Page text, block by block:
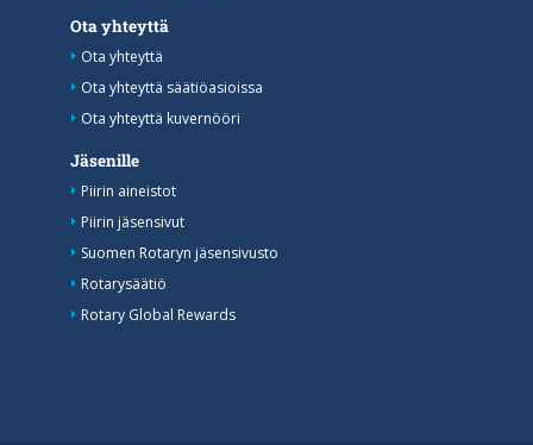
Ota yhteyttä
Ota yhteyttä
Ota yhteyttä säätiöasioissa
Ota yhteyttä kuvernööri
Jäsenille
Piirin aineistot
Piirin jäsensivut
Suomen Rotaryn jäsensivusto
Rotarysäätiö
Rotary Global Rewards